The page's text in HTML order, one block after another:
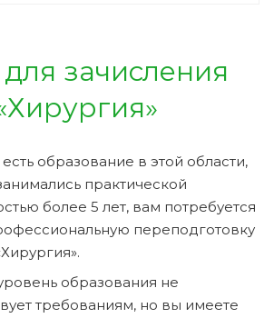
зачисления
образование в этой области,
практической
более 5 лет, вам потребуется
переподготовку
образования не
требованиям, но вы имеете